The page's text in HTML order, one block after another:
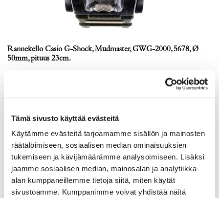
Tämä sivusto käyttää evästeitä
Käytämme evästeitä tarjoamamme sisällön ja mainosten
räätälöimiseen, sosiaalisen median ominaisuuksien
tukemiseen ja kävijämäärämme analysoimiseen. Lisäksi
jaamme sosiaalisen median, mainosalan ja analytiikka-
alan kumppaneillemme tietoja siitä, miten käytät
sivustoamme. Kumppanimme voivat yhdistää näitä
Rannekello Casio G-Shock, Mudmaster, GWG-2000, 5678, Ø
50mm, pituus 23cm.
20.8.2026 19:01:30